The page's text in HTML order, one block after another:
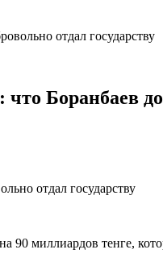
отдал государству
Боранбаев
миллиардов тенге,